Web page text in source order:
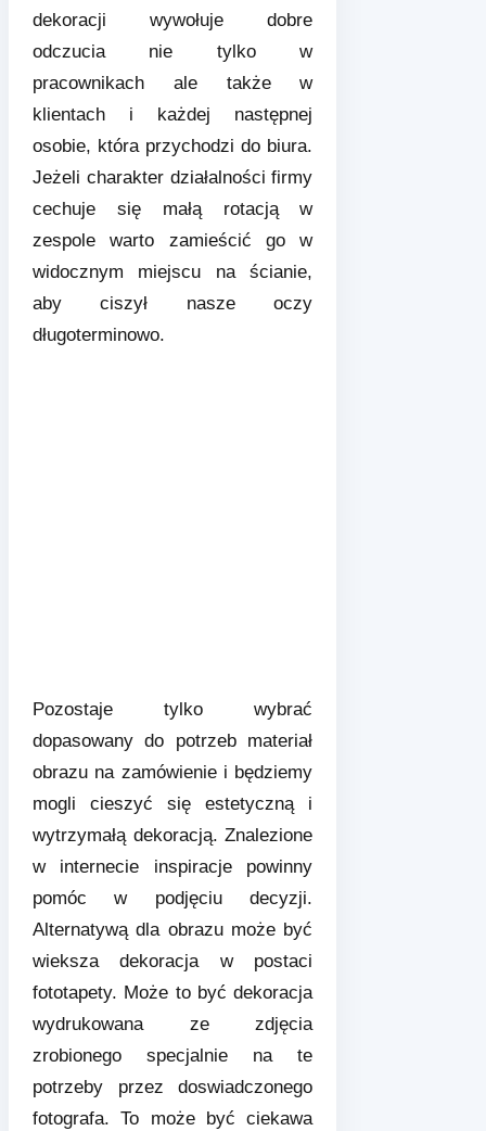
dekoracji wywołuje dobre
odczucia nie tylko w
pracownikach ale także w
klientach i każdej następnej
osobie, która przychodzi do biura.
Jeżeli charakter działalności firmy
cechuje się małą rotacją w
zespole warto zamieścić go w
widocznym miejscu na ścianie,
aby ciszył nasze oczy
długoterminowo.
Pozostaje tylko wybrać
dopasowany do potrzeb materiał
obrazu na zamówienie i będziemy
mogli cieszyć się estetyczną i
wytrzymałą dekoracją. Znalezione
w internecie inspiracje powinny
pomóc w podjęciu decyzji.
Alternatywą dla obrazu może być
wieksza dekoracja w postaci
fototapety. Może to być dekoracja
wydrukowana ze zdjęcia
zrobionego specjalnie na te
potrzeby przez doswiadczonego
fotografa. To może być ciekawa